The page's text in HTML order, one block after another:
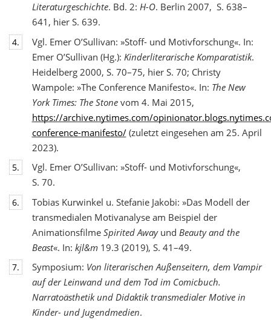
Literaturgeschichte. Bd. 2: H-O. Berlin 2007, S. 638–
641, hier S. 639.
4.
Vgl. Emer O’Sullivan: »Stoff- und Motivforschung«. In:
Emer O’Sullivan (Hg.): Kinderliterarische Komparatistik.
Heidelberg 2000, S. 70–75, hier S. 70; Christy
Wampole: »The Conference Manifesto«. In: The New
York Times: The Stonevom 4. Mai 2015,
https://archive.nytimes.com/
conference-manifesto/(zuletzt eingesehen am 25. April
2023).
5.
Vgl. Emer O’Sullivan: »Stoff- und Motivforschung«,
S. 70.
6.
Tobias Kurwinkel u. Stefanie Jakobi: »Das Modell der
transmedialen Motivanalyse am Beispiel der
Animationsfilme Spirited Awayund Beauty and the
Beast«. In: kjl&m19.3 (2019), S. 41–49.
7. Symposium: Von literarischen Außenseitern, dem Vampir
auf der Leinwand und dem Tod im Comicbuch.
Narratoästhetik und Didaktik transmedialer Motive in
Kinder- und Jugendmedien.